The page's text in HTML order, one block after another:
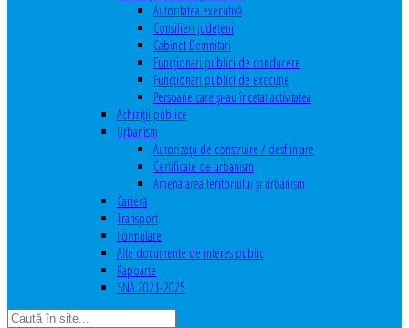
Autoritatea executivă
Consilieri judeţeni
Cabinet Demnitari
Funcţionari publici de conducere
Funcționari publici de execuție
Persoane care şi-au încetat activitatea
Achiziţii publice
Urbanism
Autorizații de construire / desființare
Certificate de urbanism
Amenajarea teritoriului şi urbanism
Carieră
Transport
Formulare
Alte documente de interes public
Rapoarte
SNA 2021-2025